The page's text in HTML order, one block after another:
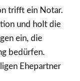
trifft ein Notar.
und holt die
ein, die
bedürfen.
Ehepartner